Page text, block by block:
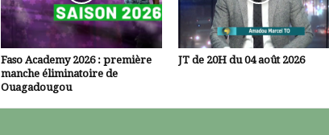
Faso Academy 2026 : première
manche éliminatoire de
Ouagadougou
JT de 20H du 04 août 2026